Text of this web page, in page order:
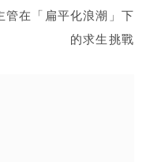
管在「扁平化浪潮」下
的求生挑戰